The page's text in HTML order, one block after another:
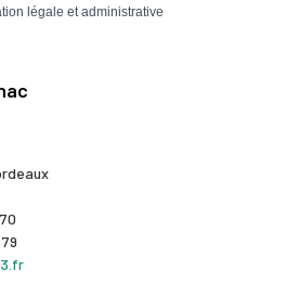
légale et administrative